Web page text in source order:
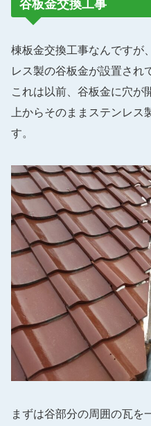
谷板金交換工事
棟板金交換工事なんですが
レス製の谷板金が設置され
これは以前、谷板金に穴が
上からそのままステンレ
す。
まずは谷部分の周囲の瓦を